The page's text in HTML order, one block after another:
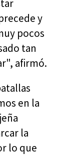
y
pocos
tan
afirmó.
en la
la
lo que